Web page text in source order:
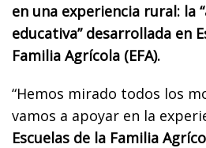
en una experiencia rural: la
educativa” desarrollada en
Familia Agrícola (EFA).
“Hemos mirado todos los
vamos a apoyar en la
Escuelas de la Familia